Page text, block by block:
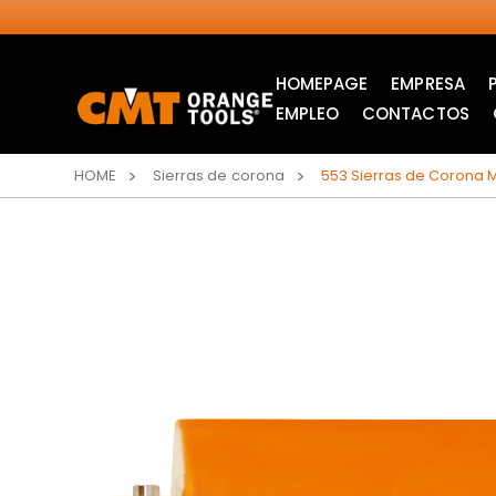
HOMEPAGE EMPRESA
SIERRAS CIRCULARES
INDUSTRIALES
EMPLEO
CONTACTOS
HOME Sierras de corona 553 Sierras de Corona